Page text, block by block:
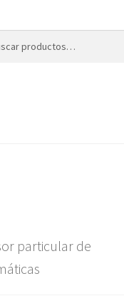
particular de